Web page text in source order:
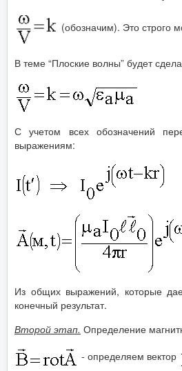
(обозначим). Это строго
В теме “Плоские волны” будет
С учетом всех обозначений
выражениям:
Из общих выражений, которые
конечный результат.
Второй этап. Определение
- определяем вектор